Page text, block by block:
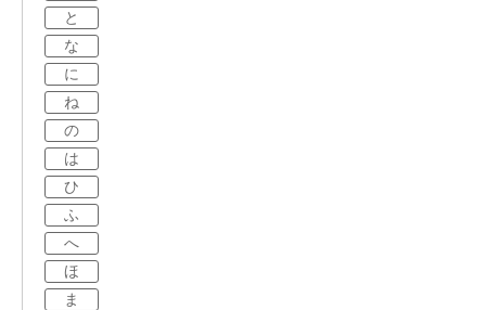
と
な
に
ね
の
は
ひ
ふ
へ
ほ
ま